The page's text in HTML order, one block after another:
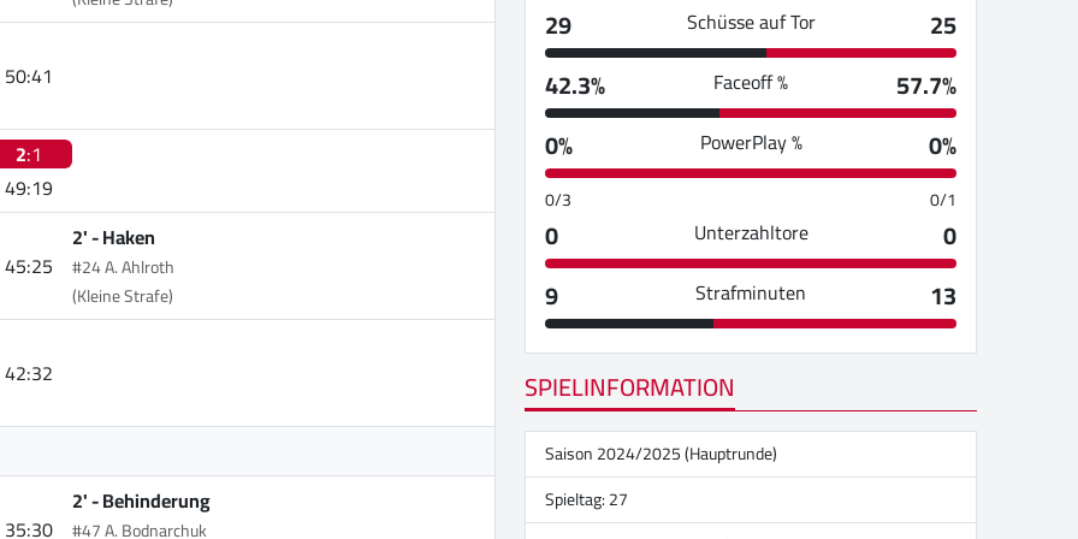
50:41
2:1
49:19
45:25
2' -Haken
#24 A. Ahlroth
(Kleine Strafe)
42:32
35:30
2' -Behinderung
#47 A. Bodnarchuk
29 Schüsse auf Tor
25
42.3%
Faceoff %
57.7%
0%
PowerPlay % 0%
0/3 0/1
0 Unterzahltore
0
9
Strafminuten 13
SPIELINFORMATION
Saison 2024/2025 (Hauptrunde)
Spieltag: 27